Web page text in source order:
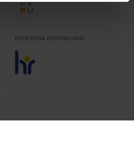
Excelencia internacional